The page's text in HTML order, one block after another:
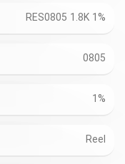
RES0805 1.8K 1%
0805
1%
Reel